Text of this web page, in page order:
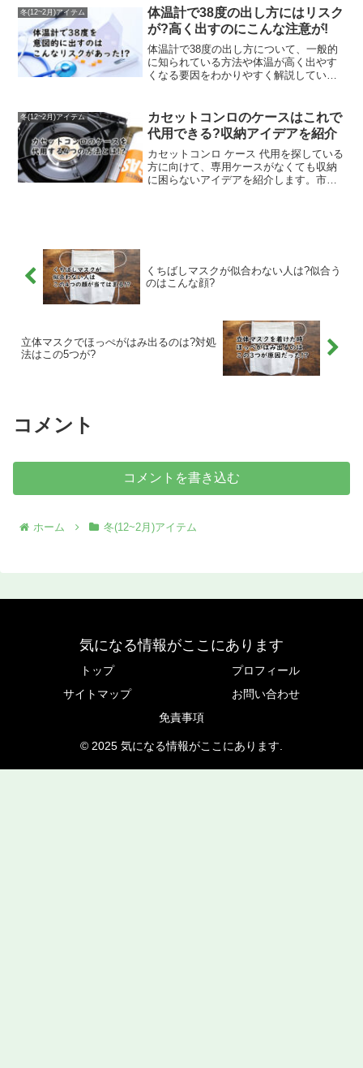
てください。
さらに、自宅の洗濯機で洗えるかどうか
の判断基準や注意点についても紹介して
います。「こたつ布団 コインランドリー
何キロ」と検索する方に向けて、実用的
で失敗しない洗濯方法を丁寧にまとめて
います。
冬(12~2月)アイテム
体温計で38度の出し方にはリスク
が?高く出すのにこんな注意が!
体温計で38度の出し方について、一般的
に知られている方法や体温が高く出やす
くなる要因をわかりやすく解説していま
うとする際の注意点や健康面での懸念点
についても詳しく紹介します。体温を意
図的に上げると体調悪化につながる可能
性があるため、数字だけにとらわれず、
正しく安全に体温を測ることが大切で
す。「体温計 38度 出し方」を検索する方
冬(12~2月)アイテム
カセットコンロのケースはこれで
代用できる?収納アイデアを紹介
カセットコンロ ケース 代用を探している
方に向けて、専用ケースがなくても収納
に困らないアイデアを紹介します。市販
ケース 代用の工夫を知りたい方はぜひ参
考にしてみてください。
くちばしマスクが似合わない人は?似合う
のはこんな顔?
立体マスクでほっぺがはみ出るのは?対処
法はこの5つが?
コメント
コメントを書き込む
ホーム 冬(12~2月)アイテム
気になる情報がここにあります
トップ
プロフィール
サイトマップ
お問い合わせ
免責事項
© 2025 気になる情報がここにあります.